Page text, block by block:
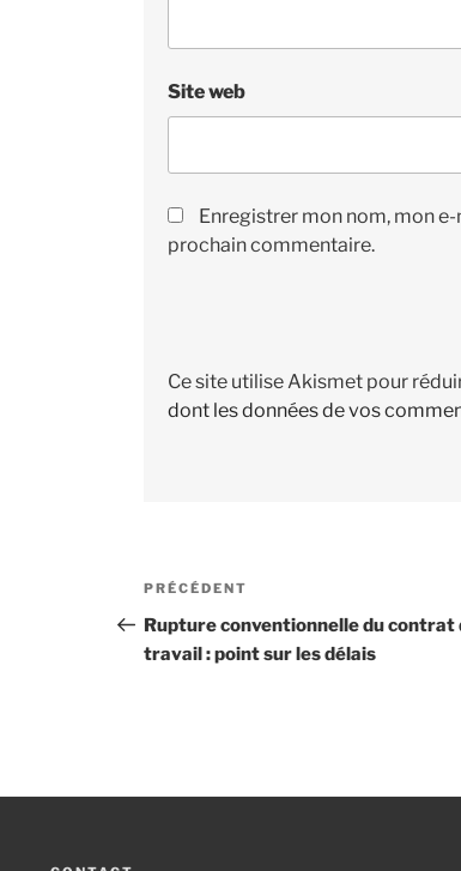
Site web
Enregistrer mon nom, mon
prochain commentaire.
Ce site utilise Akismet pour
dont les données de vos
Navigation
de
l’article
Article
précédent
PRÉCÉDENT
Rupture conventionnelle du contrat
travail : point sur les délais